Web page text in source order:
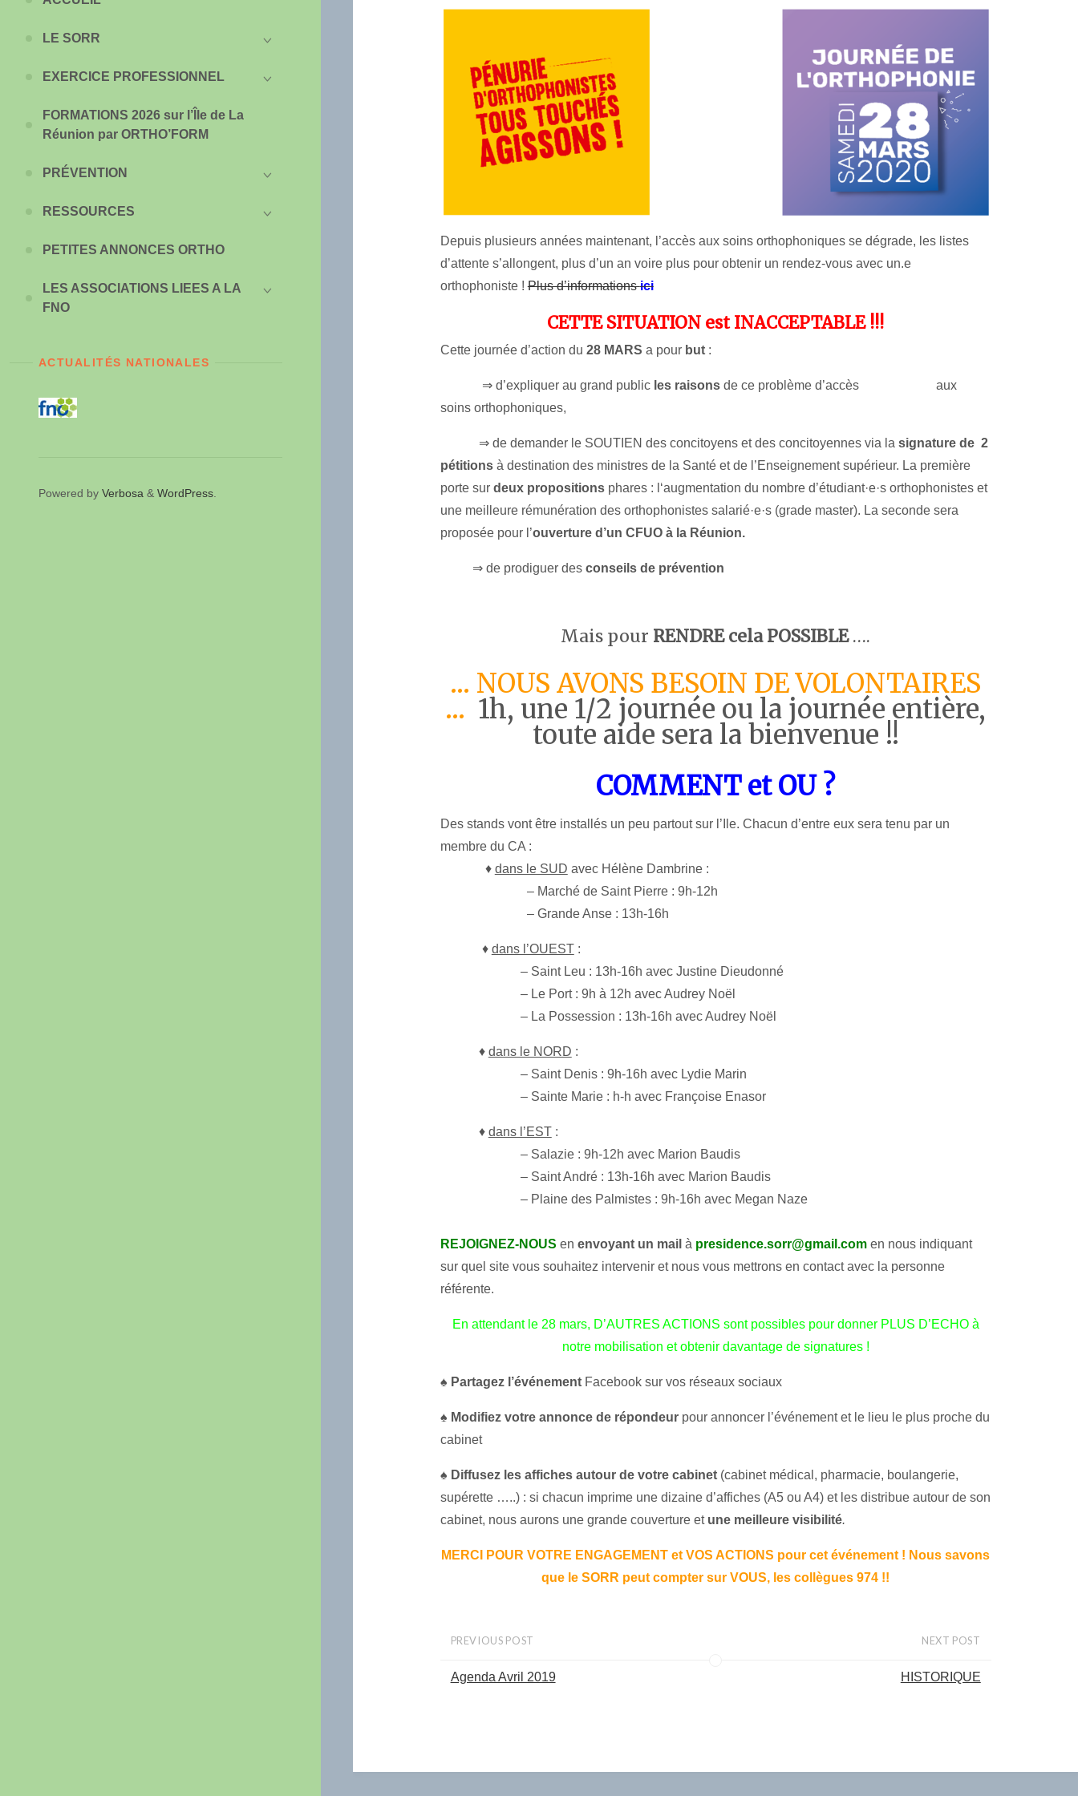
LE SORR
EXERCICE PROFESSIONNEL
FORMATIONS 2026 sur l’Île de La
Réunion par ORTHO’FORM
PRÉVENTION
RESSOURCES
PETITES ANNONCES ORTHO
LES ASSOCIATIONS LIEES A LA
FNO
ACTUALITÉS NATIONALES
Powered by Verbosa & WordPress
Depuis plusieurs années maintenant, l’accès aux soins orthophoniques se dégrade, les listes
d’attente s’allongent, plus d’un an voire plus pour obtenir un rendez-vous avec un.e
orthophoniste !Plus d’informationsici
CETTE SITUATION est INACCEPTABLE !!!
Cette journée d’action du 28 MARS a pour but:
⇒ d’expliquer au grand public les raisons de ce problème d’accès aux
soins orthophoniques,
⇒ de demander le SOUTIEN des concitoyens et des concitoyennes via la signature de 2
pétitions à destination des ministres de la Santé et de l’Enseignement supérieur. La première
porte surdeux propositionsphares : l‘augmentation du nombre d’étudiant·e·s orthophonistes et
une meilleure rémunération des orthophonistes salarié·e·s (grade master). La seconde sera
proposée pour l’ouverture d’un CFUO à la Réunion.
⇒ de prodiguer des conseils de prévention
Mais pour RENDRE cela POSSIBLE….
… NOUS AVONS BESOIN DE VOLONTAIRES
… 1h, une 1/2 journée ou la journée entière,
toute aide sera la bienvenue !!
COMMENT et OU ?
Des stands vont être installés un peu partout sur l’Ile. Chacun d’entre eux sera tenu par un
membre du CA :
♦ dans le SUD avec Hélène Dambrine :
– Marché de Saint Pierre : 9h-12h
– Grande Anse : 13h-16h
♦ dans l’OUEST:
– Saint Leu : 13h-16h avec Justine Dieudonné
– Le Port : 9h à 12h avec Audrey Noël
– La Possession : 13h-16h avec Audrey Noël
♦ dans le NORD :
– Saint Denis : 9h-16h avec Lydie Marin
– Sainte Marie : h-h avec Françoise Enasor
♦ dans l’EST:
– Salazie : 9h-12h avec Marion Baudis
– Saint André : 13h-16h avec Marion Baudis
– Plaine des Palmistes : 9h-16h avec Megan Naze
REJOIGNEZ-NOUS en envoyant un mail à presidence.sorr@gmail.comen nous indiquant
sur quel site vous souhaitez intervenir et nous vous mettrons en contact avec la personne
référente.
En attendant le 28 mars, D’AUTRES ACTIONS sont possibles pour donner PLUS D’ECHO à
notre mobilisation et obtenir davantage de signatures !
♠ Partagez l’événementFacebook sur vos réseaux sociaux
♠ Modifiez votre annonce de répondeurpour annoncer l’événement et le lieu le plus proche du
cabinet
♠ Diffusez les affiches autour de votre cabinet(cabinet médical, pharmacie, boulangerie,
supérette …..) : si chacun imprime une dizaine d’affiches (A5 ou A4) et les distribue autour de son
cabinet, nous aurons une grande couverture et une meilleure visibilité.
MERCI POUR VOTRE ENGAGEMENT et VOS ACTIONS pour cet événement ! Nous savons
que le SORR peut compter sur VOUS, les collègues 974 !!
PREVIOUS POST
Agenda Avril 2019
NEXT POST
HISTORIQUE